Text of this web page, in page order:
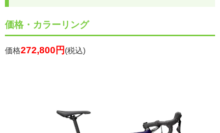
価格・カラーリング
価格272,800円 (税込)